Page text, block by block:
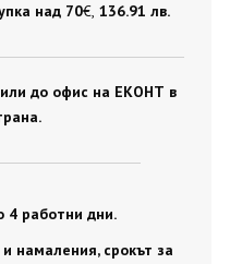
над 70€ , 136.91 лв.
до офис на ЕКОНТ в
4 работни дни.
намаления, срокът за